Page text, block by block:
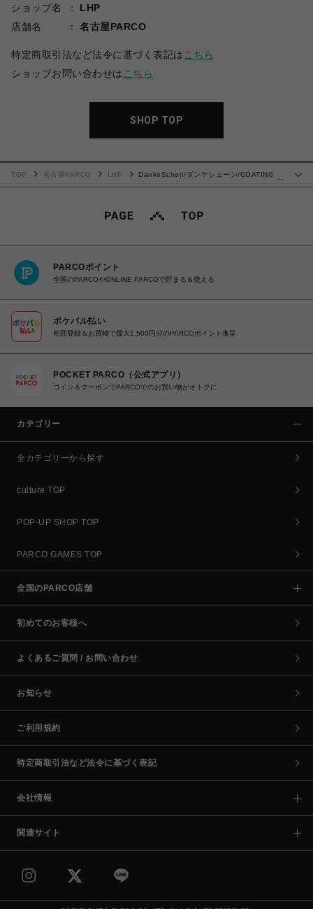
ショップ名
LHP
店舗名
名古屋PARCO
特定商取引法など法令に基づく表記は こちら
ショップお問い合わせは こちら
SHOP TOP
…
TOP 名古屋PARCO LHP
DankeSchon/ダンケシェーン/COATING
PARCOポイント
全国のPARCOやONLINE PARCOで貯まる＆使える
ポケパル払い
初回登録＆お買物で最大1,500円分のPARCOポイント進呈
POCKET PARCO（公式アプリ）
コイン＆クーポンでPARCOでのお買い物がオトクに
カテゴリー
全カテゴリーから探す
culture TOP
POP-UP SHOP TOP
PARCO GAMES TOP
全国のPARCO店舗
初めてのお客様へ
よくあるご質問 / お問い合わせ
お知らせ
ご利用規約
特定商取引法など法令に基づく表記
会社情報
関連サイト